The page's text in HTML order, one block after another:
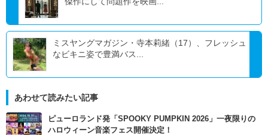
ミスヤングマガジン・寺本莉緒（17）、フレッシュ
なビキニ姿で豊満バス...
あわせて読みたい記事
ピューロランド発「SPOOKY PUMPKIN 2026」一夜限りの
ハロウィーン音楽フェス開催決定！